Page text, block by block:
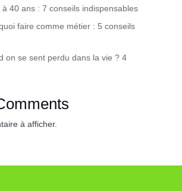
40 ans : 7 conseils indispensables
faire comme métier : 5 conseils
on se sent perdu dans la vie ? 4
à afficher.